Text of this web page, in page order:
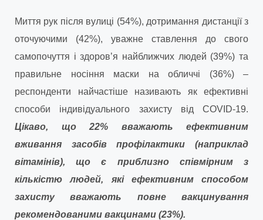
Миття рук після вулиці (54%), дотримання дистанції з
оточуючими (42%), уважне ставлення до свого
самопочуття і здоров’я найближчих людей (39%) та
правильне носіння маски на обличчі (36%) –
респонденти найчастіше називають як ефективні
способи індивідуального захисту від COVID-19.
Цікаво, що 22% вважають ефективним
вживання засобів профілактики (наприклад
вітамінів), що є приблизно співмірним з
кількістю людей, які ефективним способом
захисту вважають повне вакцинування
рекомендованими вакцинами (23%).